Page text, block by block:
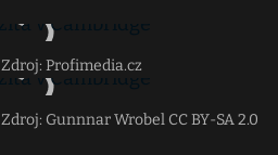
Zdroj: Profimedia.cz
Zdroj: Gunnnar Wrobel CC BY-SA 2.0